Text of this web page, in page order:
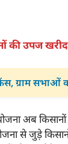
की उपज
ग्राम सभाओं
अब
से जुड़े